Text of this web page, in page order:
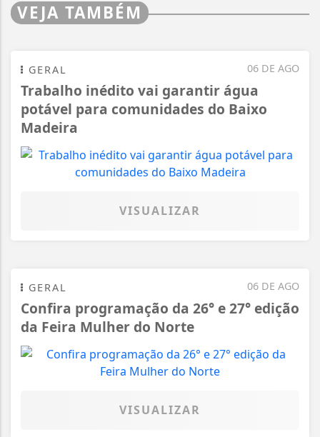
VEJA TAMBÉM
06 DE AGO
GERAL
Trabalho inédito vai garantir água
potável para comunidades do Baixo
Madeira
VISUALIZAR
06 DE AGO
GERAL
Confira programação da 26° e 27° edição
da Feira Mulher do Norte
VISUALIZAR